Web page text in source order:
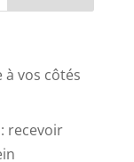
à vos côtés
recevoir